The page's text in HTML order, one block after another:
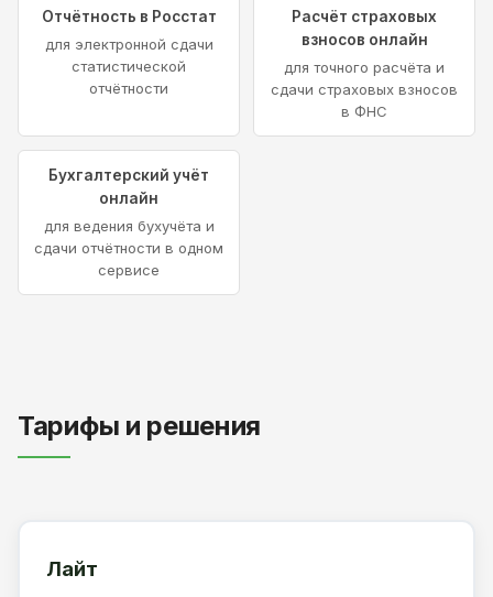
Отчётность в Росстат
для электронной сдачи
статистической
отчётности
Расчёт страховых
взносов онлайн
для точного расчёта и
сдачи страховых взносов
в ФНС
Бухгалтерский учёт
онлайн
для ведения бухучёта и
сдачи отчётности в одном
сервисе
Тарифы и решения
Лайт